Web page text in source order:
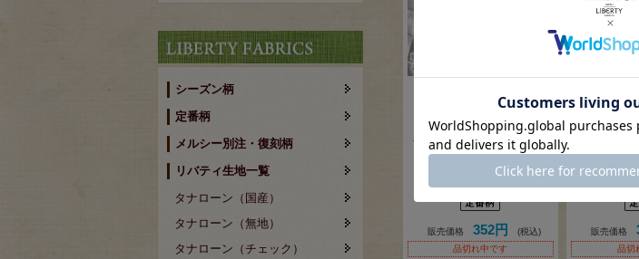
シーズン柄
定番柄
メルシー別注・復刻柄
リバティ生地一覧
タナローン（国産）
タナローン（無地）
タナローン（チェック）
ィプリント 国産先染めタナ
ローンチェック生地キルテ
ィング(裏ポリエステルキル
ト生地)
＜タータンチェック＞
QUILT3265100-3
販売価格 352円
(税込)
品切れ中です
ィプリント
ローンチェ
ィング(裏ポ
＜ター
販売価格
品切